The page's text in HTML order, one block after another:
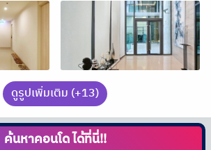
ดูรูปเพิ่มเติม (+13)
ค้นหาคอนโดได้ที่นี่!!